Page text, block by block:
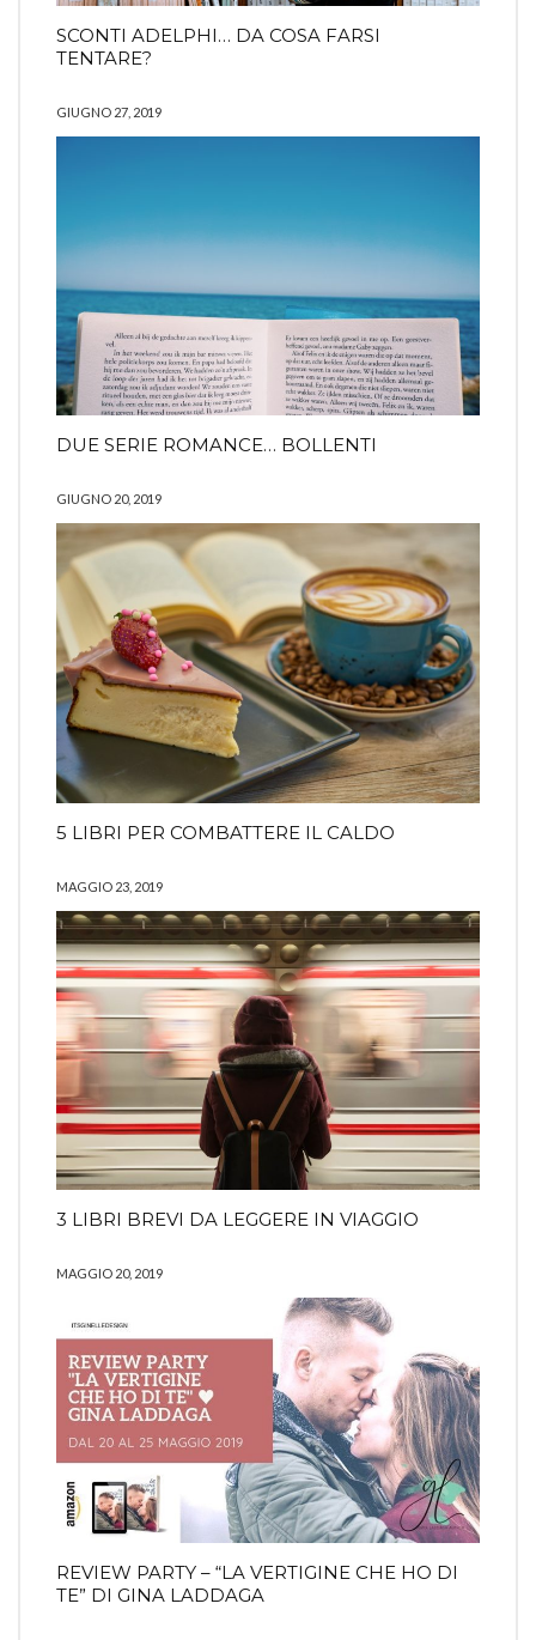
SCONTI ADELPHI… DA COSA FARSI
TENTARE?
GIUGNO 27, 2019
DUE SERIE ROMANCE… BOLLENTI
GIUGNO 20, 2019
5 LIBRI PER COMBATTERE IL CALDO
MAGGIO 23, 2019
3 LIBRI BREVI DA LEGGERE IN VIAGGIO
MAGGIO 20, 2019
REVIEW PARTY – “LA VERTIGINE CHE HO DI
TE” DI GINA LADDAGA